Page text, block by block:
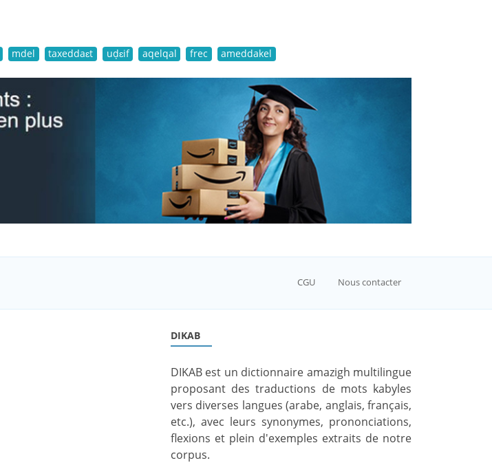
mdel taxeddaɛt uḍɛif aqelqal frec ameddakel
CGU Nous contacter
DIKAB
DIKAB est un dictionnaire amazigh multilingue
proposant des traductions de mots kabyles
vers diverses langues (arabe, anglais, français,
etc.), avec leurs synonymes, prononciations,
flexions et plein d'exemples extraits de notre
corpus.